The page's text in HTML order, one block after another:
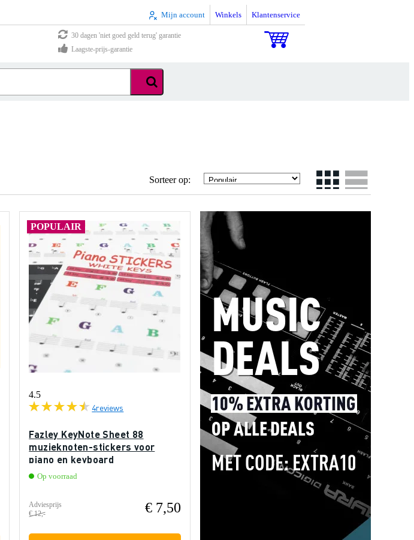
Mijn account Winkels Klantenservice
30 dagen 'niet goed geld terug' garantie
Laagste-prijs-garantie
Sorteer op:
POPULAIR
4.5
4reviews
Fazley KeyNote Sheet 88
muzieknoten-stickers voor
piano en keyboard
Op voorraad
Adviesprijs
€ 12,-
€ 7,50